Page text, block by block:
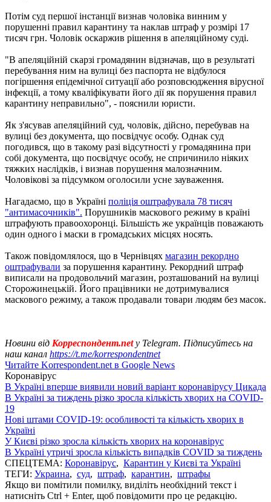
Потім суд першої інстанції визнав чоловіка винним у
порушенні правил карантину та наклав штраф у розмірі 17
тисяч грн. Чоловік оскаржив рішення в апеляційному суді.
"В апеляційній скарзі громадянин відзначав, що в результаті
перебування ним на вулиці без паспорта не відбулося
погіршення епідемічної ситуації або розповсюдження вірусної
інфекції, а тому кваліфікувати його дії як порушення правил
карантину неправильно", - пояснили юристи.
Як з'ясував апеляційний суд, чоловік, дійсно, перебував на
вулиці без документа, що посвідчує особу. Однак суд
погодився, що в такому разі відсутності у громадянина при
собі документа, що посвідчує особу, не спричинило ніяких
тяжких наслідків, і визнав порушення малозначним.
Чоловікові за підсумком оголосили усне зауваження.
Нагадаємо, що в Україні поліція оштрафувала 78 тисяч
"антимасочників". Порушників маскового режиму в країні
штрафують правоохоронці. Більшість же українців поважають
один одного і маски в громадських місцях носять.
Також повідомлялося, що в Чернівцях магазин рекордно
оштрафували за порушення карантину. Рекордний штраф
виписали на продовольчий магазин, розташований на вулиці
Сторожинецькій. Його працівники не дотримувалися
маскового режиму, а також продавали товари людям без масок.
Новини від Корреспондент.netу Telegram. Підписуйтесь на
наш канал https://t.me/korrespondentnet
Читайте Korrespondent.net в Google News
Коронавірус
В Україні вперше виявили новий варіант коронавірусу Цикада
В Україні за тиждень різко зросла кількість хворих на COVID-
19
Нові штами COVID-19: особливості та кількість хворих в
Україні
У Києві різко зросла кількість хворих на коронавірус
В Україні утричі зросла кількість випадків COVID за тиждень
СПЕЦТЕМА: Коронавірус, Карантин у Києві та Україні
ТЕГИ: Украина, суд, штраф, карантин, штрафы
Якщо ви помітили помилку, виділіть необхідний текст і
натисніть Ctrl + Enter, щоб повідомити про це редакцію.